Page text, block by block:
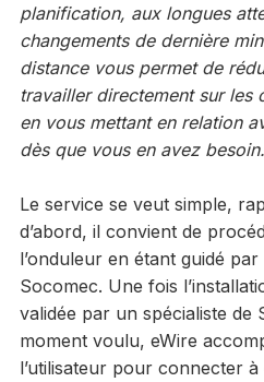
planification, aux longues
changements de dernière
distance vous permet de
travailler directement sur les
en vous mettant en relation
dès que vous en avez besoin.
Le service se veut simple,
d’abord, il convient de
l’onduleur en étant guidé par
Socomec. Une fois
validée par un spécialiste de
moment voulu, eWire
l’utilisateur pour connecter à